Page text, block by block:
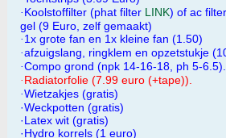
· Koolstoffilter (phat filter LINK) of ac
gel (9 Euro, zelf gemaakt)
· 1x grote fan en 1x kleine fan (1.50)
·afzuigslang, ringklem en opzetstukje
·Compo grond (npk 14-16-18, ph 5-
· Radiatorfolie (7.99 euro (+tape)).
·Wietzakjes (gratis)
·Weckpotten (gratis)
·Latex wit (gratis)
·Hydro korrels (1 euro)